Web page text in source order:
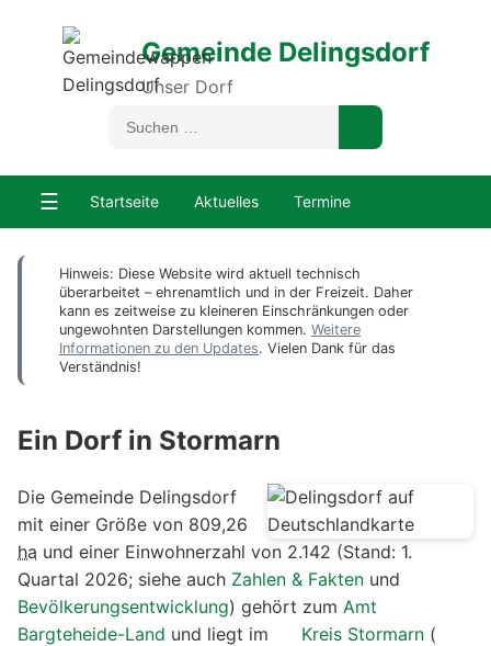
Gemeinde Delingsdorf
Unser Dorf
☰ Startseite Aktuelles Termine
Hinweis: Diese Website wird aktuell technisch
überarbeitet – ehrenamtlich und in der Freizeit. Daher
kann es zeitweise zu kleineren Einschränkungen oder
ungewohnten Darstellungen kommen. Weitere
Informationen zu den Updates. Vielen Dank für das
Verständnis!
Ein Dorf in Stormarn
Die Gemeinde Delingsdorf
mit einer Größe von 809,26
ha und einer Einwohnerzahl von 2.142 (Stand: 1.
Quartal 2026; siehe auch Zahlen & Fakten und
Bevölkerungsentwicklung) gehört zum Amt
Bargteheide-Land und liegt im Kreis Stormarn (